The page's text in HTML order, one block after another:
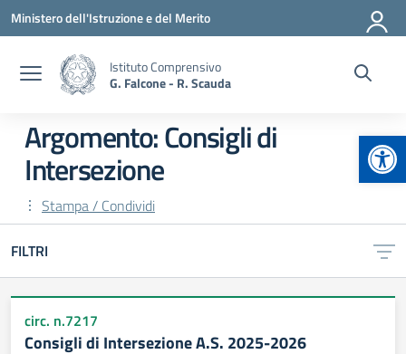
Vai ai contenuti
Vai al menu di navigazione
Vai al footer
Ministero dell'Istruzione e del Merito
Istituto Comprensivo
G. Falcone - R. Scauda
Argomento: Consigli di
Intersezione
Stampa / Condividi
FILTRI
circ. n.7217
Consigli di Intersezione A.S. 2025-2026